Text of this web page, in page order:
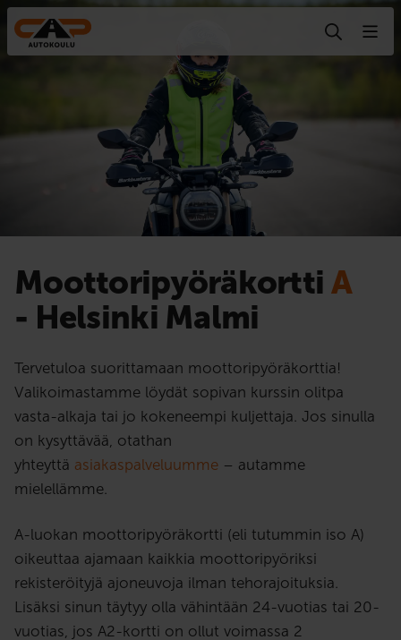
Hyppää sisältöön
Moottoripyörä­kortti A
- Helsinki Malmi
Tervetuloa suorittamaan moottoripyöräkorttia!
Valikoimastamme löydät sopivan kurssin olitpa
vasta-alkaja tai jo kokeneempi kuljettaja. Jos sinulla
on kysyttävää, otathan
yhteyttä asiakaspalveluumme – autamme
mielellämme.
A-luokan moottoripyöräkortti (eli tutummin iso A)
oikeuttaa ajamaan kaikkia moottoripyöriksi
rekisteröityjä ajoneuvoja ilman tehorajoituksia.
Lisäksi sinun täytyy olla vähintään 24-vuotias tai 20-
vuotias, jos A2-kortti on ollut voimassa 2